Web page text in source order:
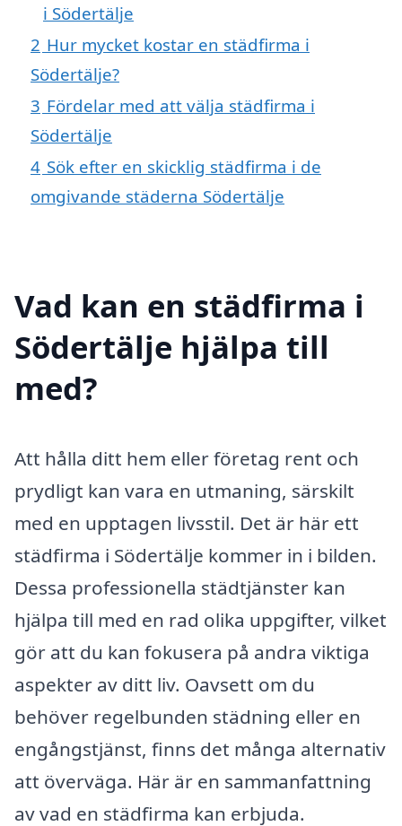
i Södertälje
2 Hur mycket kostar en städfirma i
Södertälje?
3 Fördelar med att välja städfirma i
Södertälje
4 Sök efter en skicklig städfirma i de
omgivande städerna Södertälje
Vad kan en städfirma i
Södertälje hjälpa till
med?
Att hålla ditt hem eller företag rent och
prydligt kan vara en utmaning, särskilt
med en upptagen livsstil. Det är här ett
städfirma i Södertälje kommer in i bilden.
Dessa professionella städtjänster kan
hjälpa till med en rad olika uppgifter, vilket
gör att du kan fokusera på andra viktiga
aspekter av ditt liv. Oavsett om du
behöver regelbunden städning eller en
engångstjänst, finns det många alternativ
att överväga. Här är en sammanfattning
av vad en städfirma kan erbjuda.